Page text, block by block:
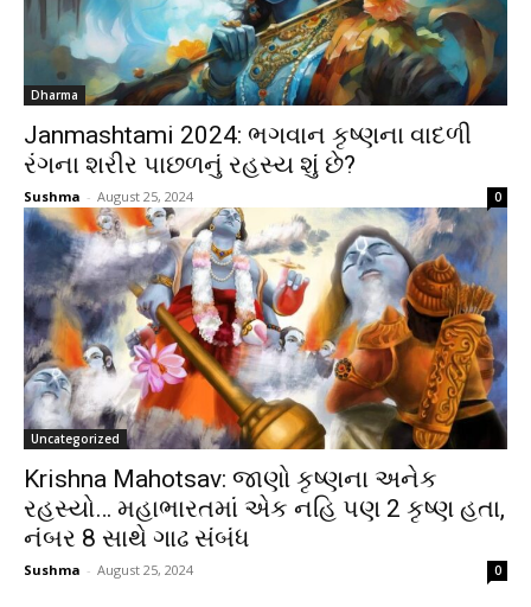
Dharma
Janmashtami 2024: ભગવાન કૃષ્ણના વાદળી
રંગના શરીર પાછળનું રહસ્ય શું છે?
Sushma - August 25, 2024 0
Uncategorized
Krishna Mahotsav: જાણો કૃષ્ણના અનેક
રહસ્યો… મહાભારતમાં એક નહિ પણ 2 કૃષ્ણ હતા,
નંબર 8 સાથે ગાઢ સંબંધ
Sushma - August 25, 2024 0